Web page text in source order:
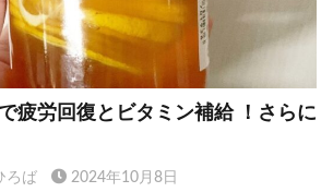
疲労回復とビタミン補給 ！さらに
ろば 2024年10月8日